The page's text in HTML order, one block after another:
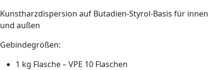
Kunstharzdispersion auf Butadien-Styrol-Basis für innen
und außen
Gebindegrößen:
1 kg Flasche – VPE 10 Flaschen